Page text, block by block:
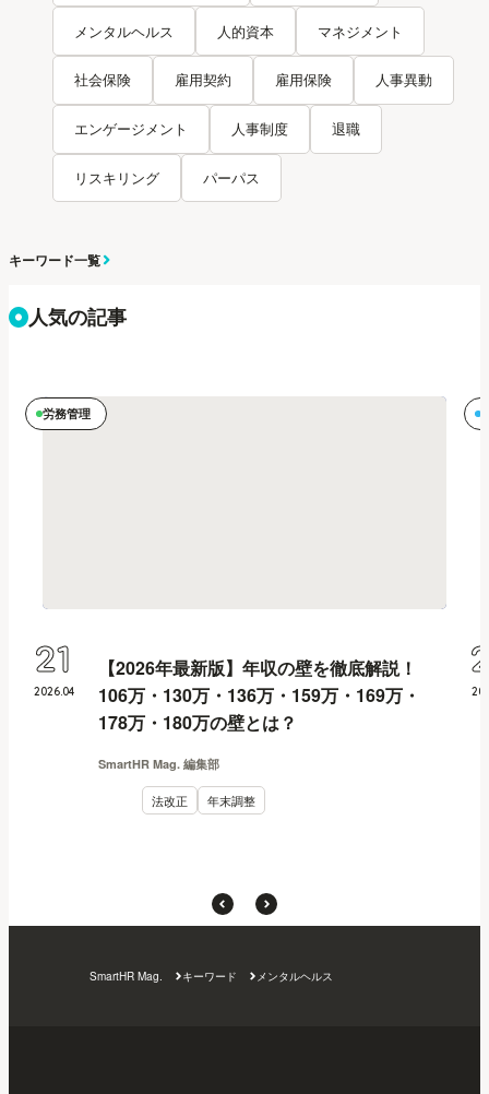
メンタルヘルス 人的資本 マネジメント
社会保険 雇用契約 雇用保険 人事異動
エンゲージメント 人事制度 退職
リスキリング パーパス
キーワード一覧
人気の記事
労務管理
【2026年最新版】年収の壁を徹底解説！
106万・130万・136万・159万・169万・
178万・180万の壁とは？
SmartHR Mag. 編集部
法改正 年末調整
2026.04
21
SmartHR Mag. キーワード メンタルヘルス